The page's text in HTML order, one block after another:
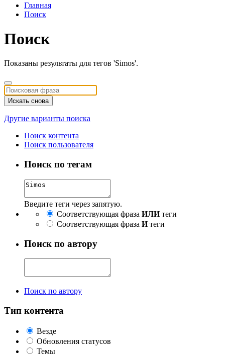
Главная
Поиск
Поиск
Показаны результаты для тегов 'Simos'.
Искать снова
Другие варианты поиска
Поиск контента
Поиск пользователя
Поиск по тегам
Введите теги через запятую.
Соответствующая фраза ИЛИтеги
Соответствующая фраза Итеги
Поиск по автору
Поиск по автору
Тип контента
Везде
Обновления статусов
Темы